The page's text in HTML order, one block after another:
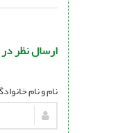
ارسال نظر
نام و نام